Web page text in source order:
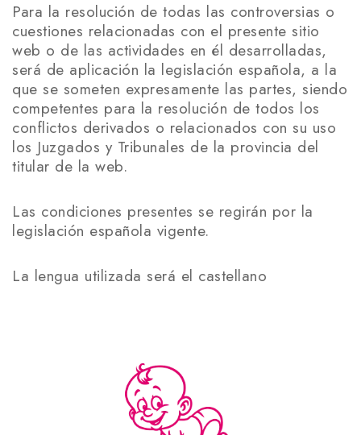
Para la resolución de todas las controversias o
cuestiones relacionadas con el presente sitio
web o de las actividades en él desarrolladas,
será de aplicación la legislación española, a la
que se someten expresamente las partes, siendo
competentes para la resolución de todos los
conflictos derivados o relacionados con su uso
los Juzgados y Tribunales de la provincia del
titular de la web.
Las condiciones presentes se regirán por la
legislación española vigente.
La lengua utilizada será el castellano